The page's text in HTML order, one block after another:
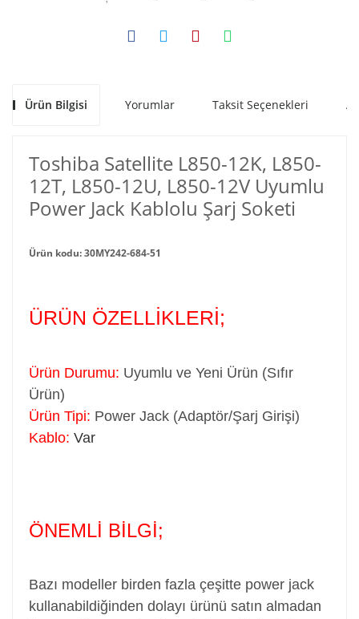
Ürün Bilgisi Yorumlar Taksit Seçenekleri
Toshiba Satellite L850-12K, L850-
12T, L850-12U, L850-12V Uyumlu
Power Jack Kablolu Şarj Soketi
Ürün kodu: 30MY242-684-51
ÜRÜN ÖZELLİKLERİ;
Ürün Durumu: Uyumlu ve Yeni Ürün (Sıfır
Ürün)
Ürün Tipi: Power Jack (Adaptör/Şarj Girişi)
Kablo: Var
ÖNEMLİ BİLGİ;
Bazı modeller birden fazla çeşitte power jack
kullanabildiğinden dolayı ürünü satın almadan